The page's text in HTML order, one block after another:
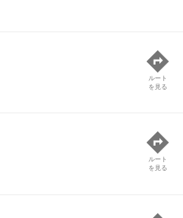
ルート
を見る
ルート
を見る